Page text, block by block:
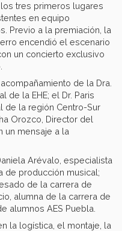
tres primeros lugares
en equipo
Previo a la premiación, la
encendió el escenario
un concierto exclusivo
de la Dra.
de la EHE; el Dr. Paris
de la región Centro-Sur
Orozco, Director del
un mensaje a la
Arévalo, especialista
de producción musical;
de la carrera de
alumna de la carrera de
alumnos AES Puebla.
la logística, el montaje, la